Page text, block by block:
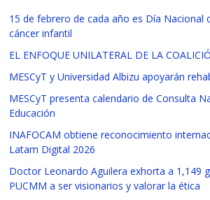
15 de febrero de cada año es Día Nacional
cáncer infantil
EL ENFOQUE UNILATERAL DE LA
MESCyT y Universidad Albizu apoyarán
MESCyT presenta calendario de Consulta
Educación
INAFOCAM obtiene reconocimiento
Latam Digital 2026
Doctor Leonardo Aguilera exhorta a 1,149
PUCMM a ser visionarios y valorar la ética